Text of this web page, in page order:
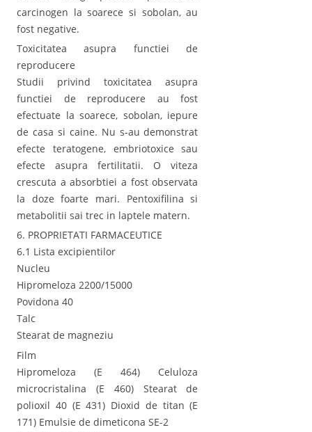
carcinogen la soarece si sobolan, au
fost negative.
Toxicitatea asupra functiei de
reproducere
Studii privind toxicitatea asupra
functiei de reproducere au fost
efectuate la soarece, sobolan, iepure
de casa si caine. Nu s-au demonstrat
efecte teratogene, embriotoxice sau
efecte asupra fertilitatii. O viteza
crescuta a absorbtiei a fost observata
la doze foarte mari. Pentoxifilina si
metabolitii sai trec in laptele matern.
6. PROPRIETATI FARMACEUTICE
6.1 Lista excipientilor
Nucleu
Hipromeloza 2200/15000
Povidona 40
Talc
Stearat de magneziu
Film
Hipromeloza (E 464) Celuloza
microcristalina (E 460) Stearat de
polioxil 40 (E 431) Dioxid de titan (E
171) Emulsie de dimeticona SE-2